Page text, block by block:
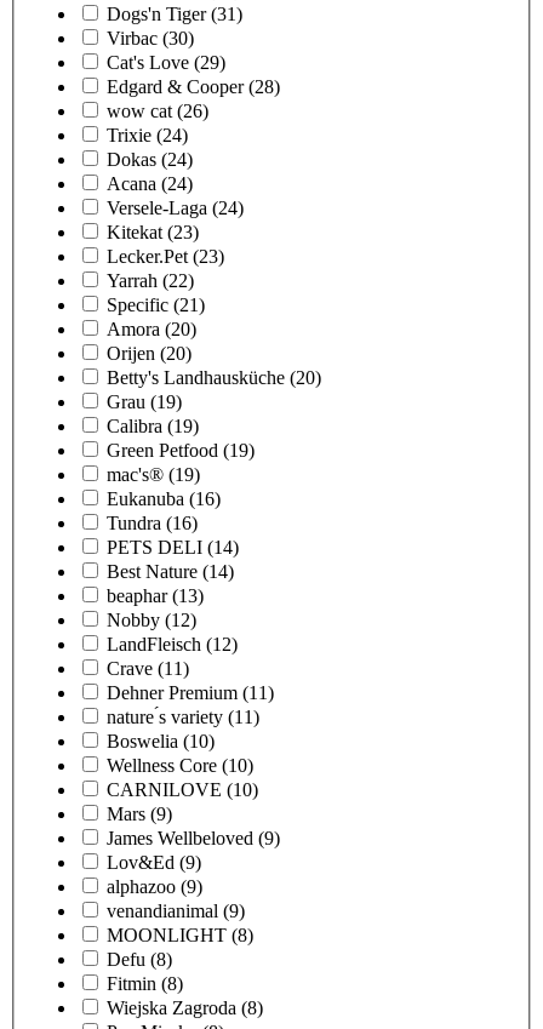
Dogs'n Tiger (31)
Virbac (30)
Cat's Love (29)
Edgard & Cooper (28)
wow cat (26)
Trixie (24)
Dokas (24)
Acana (24)
Versele-Laga (24)
Kitekat (23)
Lecker.Pet (23)
Yarrah (22)
Specific (21)
Amora (20)
Orijen (20)
Betty's Landhausküche (20)
Grau (19)
Calibra (19)
Green Petfood (19)
mac's® (19)
Eukanuba (16)
Tundra (16)
PETS DELI (14)
Best Nature (14)
beaphar (13)
Nobby (12)
LandFleisch (12)
Crave (11)
Dehner Premium (11)
nature ́s variety (11)
Boswelia (10)
Wellness Core (10)
CARNILOVE (10)
Mars (9)
James Wellbeloved (9)
Lov&Ed (9)
alphazoo (9)
venandianimal (9)
MOONLIGHT (8)
Defu (8)
Fitmin (8)
Wiejska Zagroda (8)